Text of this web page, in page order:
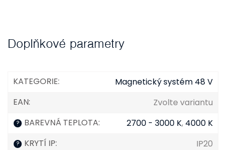
Doplňkové parametry
KATEGORIE:
Magnetický systém 48 V
EAN: Zvolte variantu
? BAREVNÁ TEPLOTA: 2700 - 3000 K, 4000 K
? KRYTÍ IP: IP20